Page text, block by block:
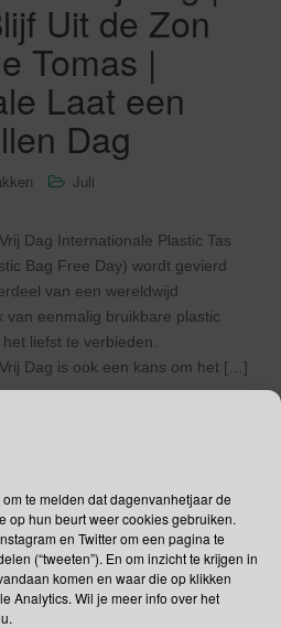
te melden dat dagenvanhetjaar de
op hun beurt weer cookies gebruiken.
en Twitter om een pagina te
(“tweeten”). En om inzicht te krijgen in
komen en waar die op klikken
Analytics. Wil je meer info over het
Uit de Zon
Tomas |
Laat een
Dag
Juli
Dag Internationale Plastic Tas
Bag Free Day) wordt gevierd
van een wereldwijd
van eenmalig bruikbare plastic
liefst te verbieden.
Dag is ook een kans om het […]